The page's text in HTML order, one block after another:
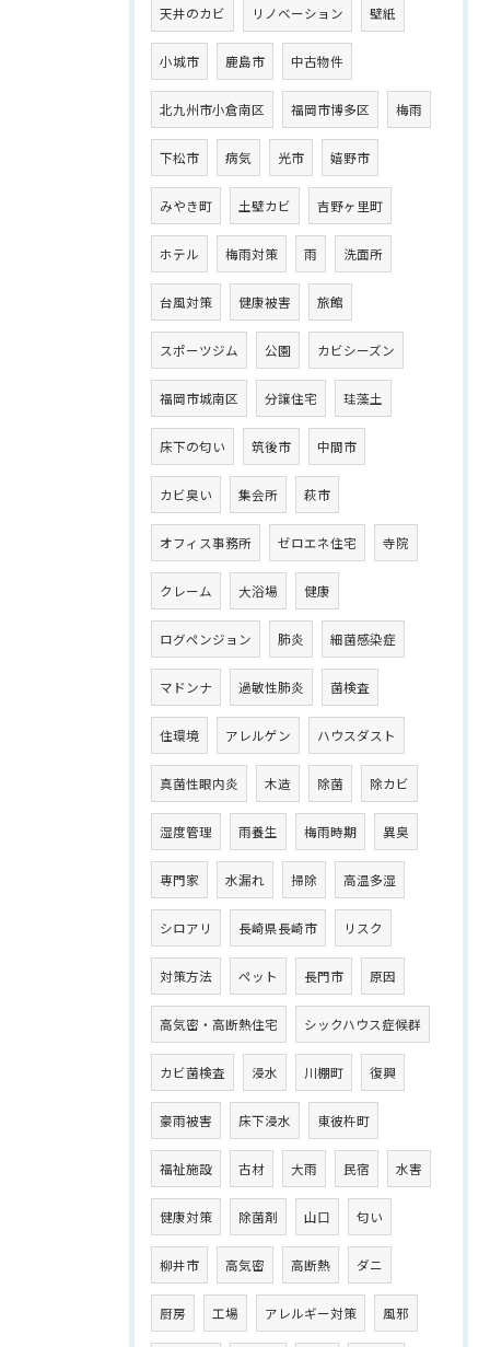
天井のカビ リノベーション 壁紙
小城市 鹿島市 中古物件
北九州市小倉南区 福岡市博多区 梅雨
下松市 病気 光市 嬉野市
みやき町 土壁カビ 吉野ヶ里町
ホテル 梅雨対策 雨 洗面所
台風対策 健康被害 旅館
スポーツジム 公園 カビシーズン
福岡市城南区 分譲住宅 珪藻土
床下の匂い 筑後市 中間市
カビ臭い 集会所 萩市
オフィス事務所 ゼロエネ住宅 寺院
クレーム 大浴場 健康
ログペンジョン 肺炎 細菌感染症
マドンナ 過敏性肺炎 菌検査
住環境 アレルゲン ハウスダスト
真菌性眼内炎 木造 除菌 除カビ
湿度管理 雨養生 梅雨時期 異臭
専門家 水漏れ 掃除 高温多湿
シロアリ 長崎県長崎市 リスク
対策方法 ペット 長門市 原因
高気密・高断熱住宅 シックハウス症候群
カビ菌検査 浸水 川棚町 復興
豪雨被害 床下浸水 東彼杵町
福祉施設 古材 大雨 民宿 水害
健康対策 除菌剤 山口 匂い
柳井市 高気密 高断熱 ダニ
厨房 工場 アレルギー対策 風邪